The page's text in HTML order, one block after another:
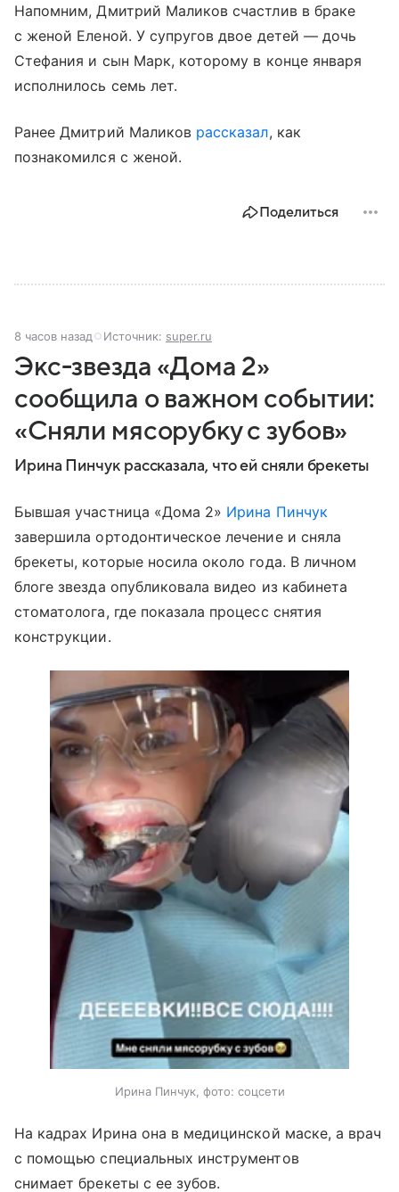
Напомним, Дмитрий Маликов счастлив в браке
с женой Еленой. У супругов двое детей — дочь
Стефания и сын Марк, которому в конце января
исполнилось семь лет.
Ранее Дмитрий Маликов рассказал, как
познакомился с женой.
Поделиться
8 часов назад Источник: super.ru
Экс-звезда «Дома 2»
сообщила о важном событии:
«Сняли мясорубку с зубов»
Ирина Пинчук рассказала, что ей сняли брекеты
Бывшая участница «Дома 2» Ирина Пинчук
завершила ортодонтическое лечение и сняла
брекеты, которые носила около года. В личном
блоге звезда опубликовала видео из кабинета
стоматолога, где показала процесс снятия
конструкции.
Ирина Пинчук, фото: соцсети
На кадрах Ирина она в медицинской маске, а врач
с помощью специальных инструментов
снимает брекеты с ее зубов.